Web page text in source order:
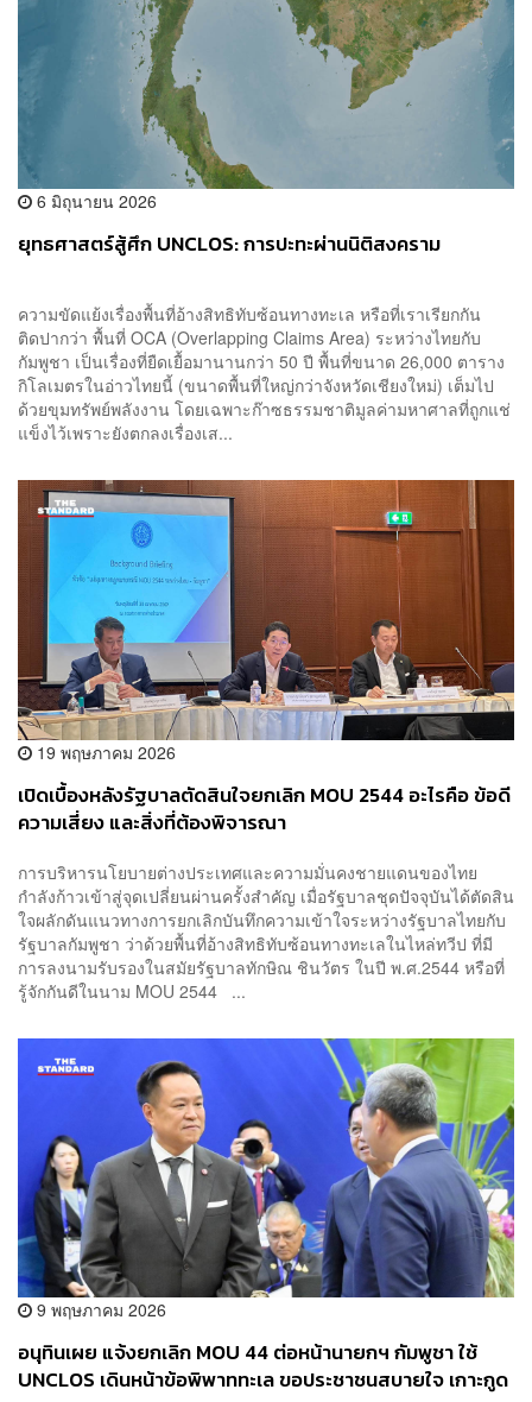
6 มิถุนายน 2026
ยุทธศาสตร์สู้ศึก UNCLOS: การปะทะผ่านนิติสงคราม
ความขัดแย้งเรื่องพื้นที่อ้างสิทธิทับซ้อนทางทะเล หรือที่เราเรียกกัน
ติดปากว่า พื้นที่ OCA (Overlapping Claims Area) ระหว่างไทยกับ
กัมพูชา เป็นเรื่องที่ยืดเยื้อมานานกว่า 50 ปี พื้นที่ขนาด 26,000 ตาราง
กิโลเมตรในอ่าวไทยนี้ (ขนาดพื้นที่ใหญ่กว่าจังหวัดเชียงใหม่) เต็มไป
ด้วยขุมทรัพย์พลังงาน โดยเฉพาะก๊าซธรรมชาติมูลค่ามหาศาลที่ถูกแช่
แข็งไว้เพราะยังตกลงเรื่องเส...
19 พฤษภาคม 2026
เปิดเบื้องหลังรัฐบาลตัดสินใจยกเลิก MOU 2544 อะไรคือ ข้อดี
ความเสี่ยง และสิ่งที่ต้องพิจารณา
การบริหารนโยบายต่างประเทศและความมั่นคงชายแดนของไทย
กำลังก้าวเข้าสู่จุดเปลี่ยนผ่านครั้งสำคัญ เมื่อรัฐบาลชุดปัจจุบันได้ตัดสิน
ใจผลักดันแนวทางการยกเลิกบันทึกความเข้าใจระหว่างรัฐบาลไทยกับ
รัฐบาลกัมพูชา ว่าด้วยพื้นที่อ้างสิทธิทับซ้อนทางทะเลในไหล่ทวีป ที่มี
การลงนามรับรองในสมัยรัฐบาลทักษิณ ชินวัตร ในปี พ.ศ.2544 หรือที่
รู้จักกันดีในนาม MOU 2544 ...
9 พฤษภาคม 2026
อนุทินเผย แจ้งยกเลิก MOU 44 ต่อหน้านายกฯ​ กัมพูชา ใช้
UNCLOS เดินหน้าข้อพิพาททะเล ขอประชาชนสบายใจ เกาะกูด